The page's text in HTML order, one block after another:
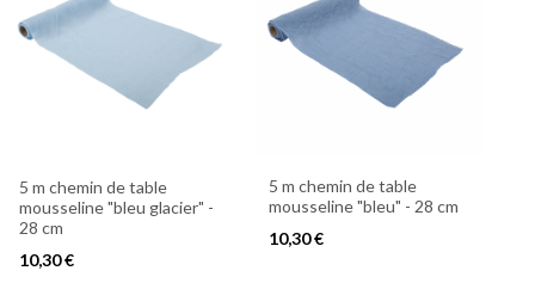
5 m chemin de table
mousseline "bleu glacier" -
28 cm
10,30 €
5 m chemin de table
mousseline "bleu" - 28 cm
10,30 €